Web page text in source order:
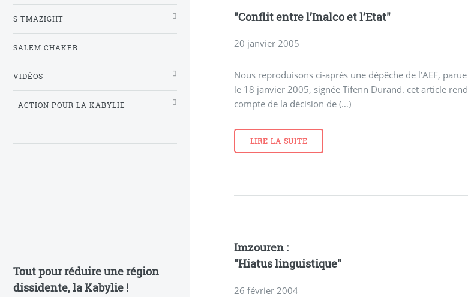
"Conflit entre l’Inalco et l’Etat"
20 janvier 2005
Nous reproduisons ci-après une dépêche de l’AEF, parue
le 18 janvier 2005, signée Tifenn Durand. cet article rend
compte de la décision de (…)
LIRE LA SUITE
Imzouren :
"Hiatus linguistique"
26 février 2004
S TMAZIGHT
SALEM CHAKER
VIDÉOS
_ACTION POUR LA KABYLIE
Tout pour réduire une région
dissidente, la Kabylie !